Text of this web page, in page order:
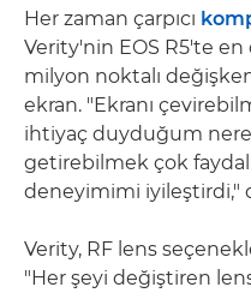
Her zaman çarpıcı
Verity'nin EOS R5'te en
milyon noktalı
ekran. "Ekranı
ihtiyaç duyduğum
getirebilmek çok
deneyimimi iyileştirdi,"
Verity, RF lens
"Her şeyi değiştiren